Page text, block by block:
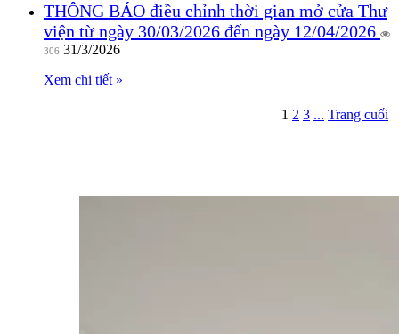
THÔNG BÁO điều chỉnh thời gian mở cửa Thư
viện từ ngày 30/03/2026 đến ngày 12/04/2026
306 31/3/2026
Xem chi tiết »
1 2 3 ... Trang cuối